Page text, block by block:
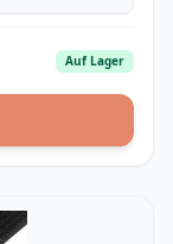
Auf Lager